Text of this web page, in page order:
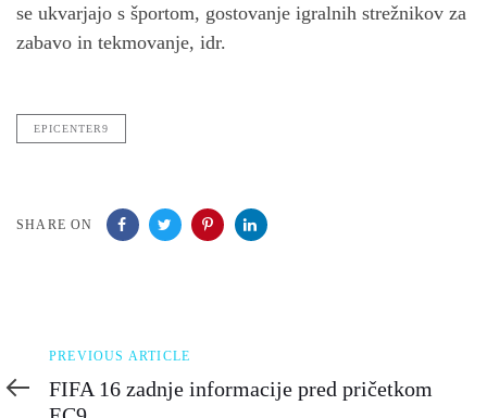
se ukvarjajo s športom, gostovanje igralnih strežnikov za
zabavo in tekmovanje, idr.
EPICENTER9
SHARE ON
Previous
Article
PREVIOUS ARTICLE
FIFA 16 zadnje informacije pred pričetkom